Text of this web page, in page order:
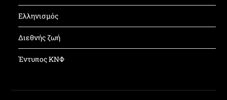
Ελληνισμός
Διεθνής ζωή
Έντυπος ΚΝΦ